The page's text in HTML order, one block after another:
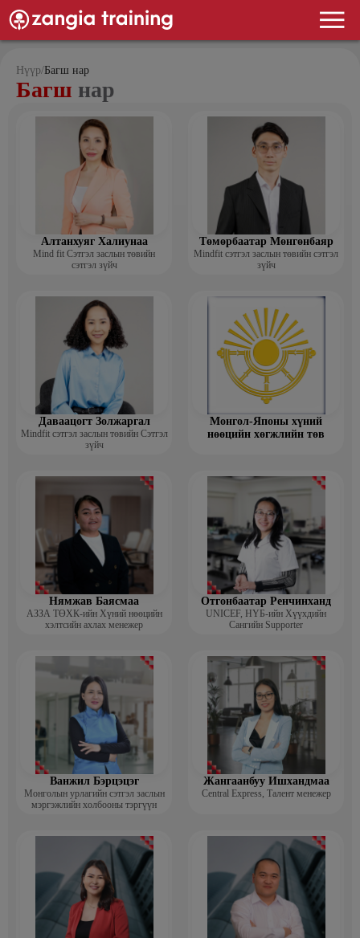
Нүүр/Багш нар
Багш нар
Алтанхуяг Халиунаа
Mind fit Сэтгэл заслын төвийн
сэтгэл зүйч
Төмөрбаатар Мөнгөнбаяр
Mindfit сэтгэл заслын төвийн сэтгэл
зүйч
Даваацогт Золжаргал
Mindfit сэтгэл заслын төвийн Сэтгэл
зүйч
Монгол-Японы хүний
нөөцийн хөгжлийн төв
Нямжав Баясмаа
АЗЗА ТӨХК-ийн Хүний нөөцийн
хэлтсийн ахлах менежер
Отгонбаатар Ренчинханд
UNIСЕF, НҮБ-ийн Хүүхдийн
Сангийн Supporter
Ванжил Бэрцэцэг
Монголын урлагийн сэтгэл заслын
мэргэжлийн холбооны тэргүүн
Жангаанбуу Ишхандмаа
Central Express, Талент менежер